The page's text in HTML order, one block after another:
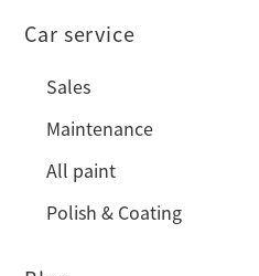
Car service
Sales
Maintenance
All paint
Polish & Coating